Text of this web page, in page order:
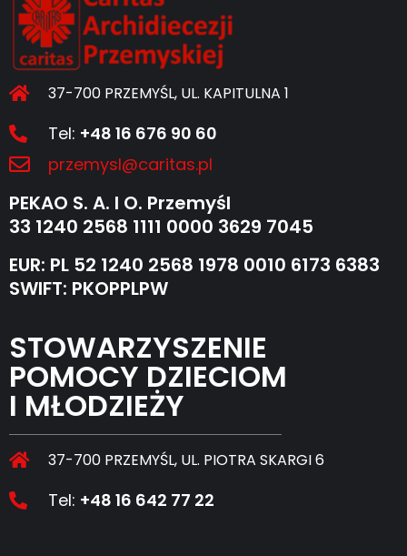
37-700 PRZEMYŚL, UL. KAPITULNA 1
Tel: +48 16 676 90 60
przemysl@caritas.pl
PEKAO S. A. I O. Przemyśl
33 1240 2568 1111 0000 3629 7045
EUR: PL 52 1240 2568 1978 0010 6173 6383
SWIFT: PKOPPLPW
STOWARZYSZENIE
POMOCY DZIECIOM
I MŁODZIEŻY
37-700 PRZEMYŚL, UL. PIOTRA SKARGI 6
Tel: +48 16 642 77 22